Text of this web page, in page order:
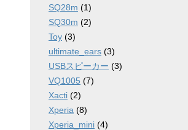
SQ28m (1)
SQ30m (2)
Toy (3)
ultimate_ears (3)
USBスピーカー (3)
VQ1005 (7)
Xacti (2)
Xperia (8)
Xperia_mini (4)